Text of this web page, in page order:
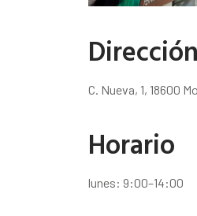
Dirección
C. Nueva, 1, 18600
Horario
lunes: 9:00–14:00